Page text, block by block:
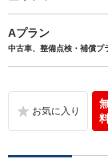
Aプラン
中古車、整備点検・補償プ